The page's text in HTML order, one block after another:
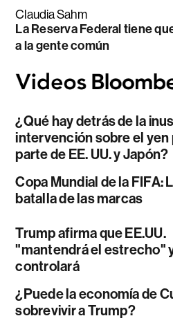
Claudia Sahm
La Reserva Federal tiene
a la gente común
¿Qué hay detrás de la
intervención sobre el yen
parte de EE. UU. y Japón?
Copa Mundial de la FIFA:
batalla de las marcas
Trump afirma que EE.UU.
"mantendrá el estrecho"
controlará
¿Puede la economía de
sobrevivir a Trump?